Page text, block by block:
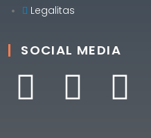
Legalitas
SOCIAL MEDIA